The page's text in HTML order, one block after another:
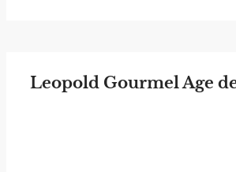
Leopold Gourmel Age